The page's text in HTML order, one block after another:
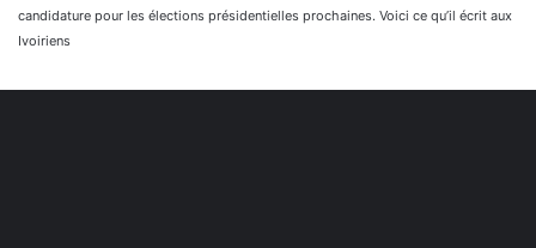
candidature pour les élections présidentielles prochaines. Voici ce qu’il écrit aux
Ivoiriens